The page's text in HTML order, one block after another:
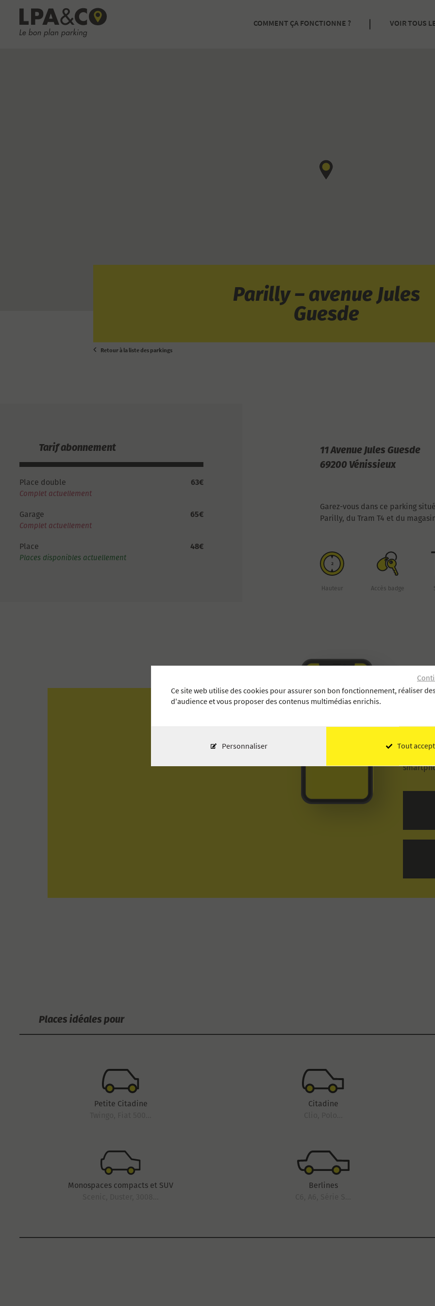
LPA&CO
COMMENT ÇA FONCTIONNE ? VOIR TOUS
Parilly – avenue Jules
Guesde
Retour à la liste des parkings
Tarif abonnement
Place double 63€
Complet actuellement
Garage 65€
Complet actuellement
Place 48€
Places disponibles actuellement
11 Avenue Jules Guesde
69200 Vénissieux
Garez-vous dans ce parking
Parilly, du Tram T4 et du
2
Hauteur Accès badge
Avec
place
au
Places idéales pour
Petite Citadine
Citadine
Monospaces compacts et SUV
Berlines
Ce site web utilise des cookies pour assurer son bon fonctionnement, réaliser
d'audience et vous proposer des contenus multimédias enrichis.
Tout
Personnaliser